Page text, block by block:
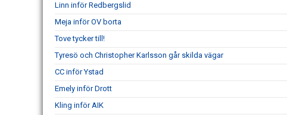
Linn inför Redbergslid
Meja inför OV borta
Tove tycker till!
Tyresö och Christopher Karlsson går skilda vägar
CC inför Ystad
Emely inför Drott
Kling inför AIK